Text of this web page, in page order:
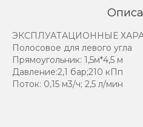
ЭКСПЛУАТАЦИОННЫЕ
Полосовое для левого угла
Прямоугольник: 1,5м*4,5 м
Давление:2,1 бар;210 кПп
Поток: 0,15 м3/ч; 2,5 л/мин